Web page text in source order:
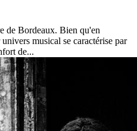
de Bordeaux. Bien qu'en
musical se caractérise par
de...